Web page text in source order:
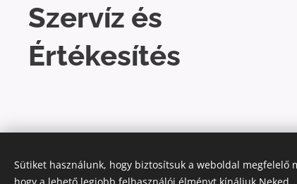
Szervíz és
Értékesítés
Sütiket használunk, hogy biztosítsuk a weboldal megfelelő